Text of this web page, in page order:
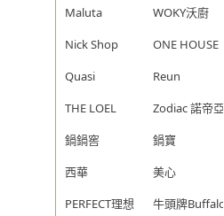
Maluta
WOKY沃廚
Nick Shop
ONE HOUSE
Quasi
Reun
THE LOEL
Zodiac 諾帝亞
鍋鍋窖
鍋寶
西華
美心
PERFECT理想
牛頭牌Buffalo